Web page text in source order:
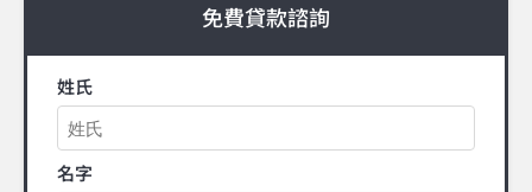
免費貸款諮詢
姓氏
名字